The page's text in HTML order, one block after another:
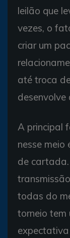
leilão que
vezes, o
criar um
até troca
desenvolve
A principal
nesse
de
todas do
torneio tem